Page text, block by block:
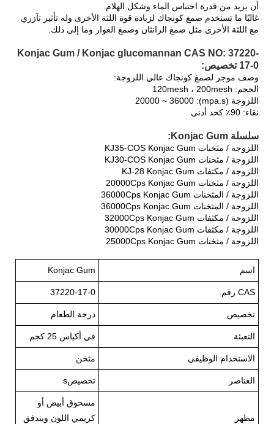
أن يزيد من قدرة احتباس الماء وشكل الهلام.
غالبًا ما تستخدم صمغ كونجاك لزيادة قوة اللثة الأخرى وله تأثير تآزري
مع اللثة الأخرى مثل صمغ الزانثان وصمغ الغوار وما إلى ذلك.
Konjac Gum / Konjac glucomannan CAS NO: 37220-
17-0 تخصيص:
وصف موجز لصمغ كونجاك عالي اللزوجة:
الحجم: 120mesh ، 200mesh
اللزوجة (mpa.s): 20000 ~ 36000
نقاء: 90٪ كحد أدنى
سلسلة Konjac Gum:
اللزوجة / مثخنات KJ35-COS Konjac Gum
اللزوجة / مثخنات KJ30-COS Konjac Gum
اللزوجة / مكثفات KJ-28 Konjac Gum
اللزوجة / مثخنات 20000Cps Konjac Gum
اللزوجة / المثخنات 36000Cps Konjac Gum
اللزوجة / المثخنات 36000Cps Konjac Gum
اللزوجة / مكثفات 32000Cps Konjac Gum
اللزوجة / مكثفات 30000Cps Konjac Gum
اللزوجة / مثخنات 25000Cps Konjac Gum
اسم Konjac Gum
CAS رقم. 37220-17-0
تخصيص درجة الطعام
التعبئة في أكياس 25 كجم
الاستخدام الوظيفي مثخن
العناصر تخصيصs
مظهر
مسحوق أبيض أو
كريمي اللون ويتدفق